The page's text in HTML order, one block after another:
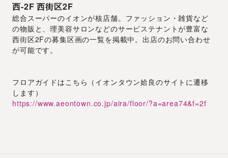
西-2F 西街区2F
総合スーパーのイオンが核店舗。ファッション・雑貨など
の物販と、理美容サロンなどのサービステナントが豊富な
西街区2Fの募集区画の一覧を掲載中。出店のお問い合わせ
が可能です。
フロアガイドはこちら（イオンタウン姶良のサイトに遷移
します）
https://www.aeontown.co.jp/aira/floor/?a=area74&f=2f